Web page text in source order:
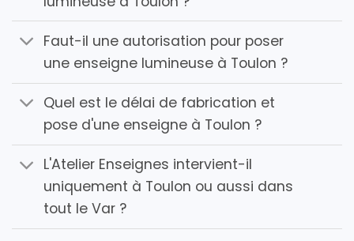
Faut-il une autorisation pour poser
une enseigne lumineuse à Toulon ?
Quel est le délai de fabrication et
pose d'une enseigne à Toulon ?
L'Atelier Enseignes intervient-il
uniquement à Toulon ou aussi dans
tout le Var ?